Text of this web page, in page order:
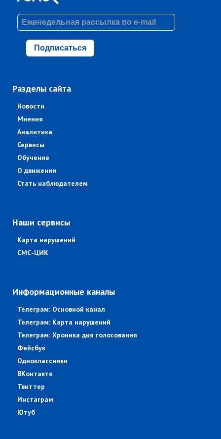
Подписаться
Разделы сайта
Новости
Мнения
Аналитика
Сервисы
Обучение
О движении
Стать наблюдателем
Наши сервисы
Карта нарушений
СМС-ЦИК
Информационные каналы
Телеграм: Основной канал
Телеграм: Карта нарушений
Телеграм: Хроника дня голосования
Фейсбук
Одноклассники
ВКонтакте
Твиттер
Инстаграм
Ютуб